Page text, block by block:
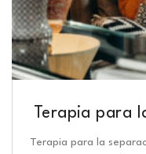
Terapia para
Terapia para la